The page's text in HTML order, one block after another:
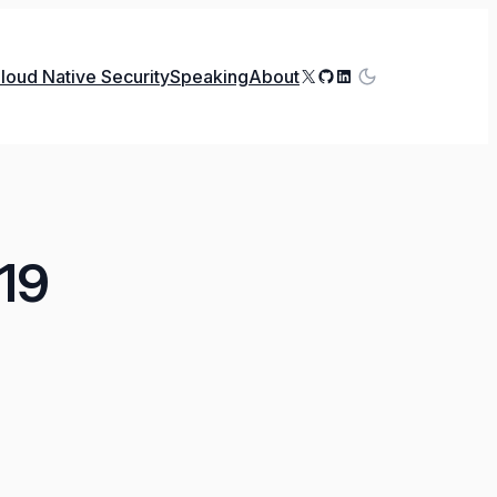
Native SecuritySpeakingAboutX GitHub
LinkedIn